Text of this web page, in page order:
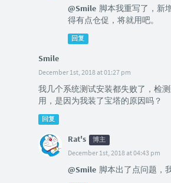
@Smile 脚本我重写了，新
得有点仓促，将就用吧。
回复
Smile
December 1st, 2018 at 01:27 pm
我几个系统测试安装都失败了，检
用，是因为我装了宝塔的原因吗？
回复
Rat's 博主
December 1st, 2018 at 04:43 pm
@Smile 脚本出了点问题，